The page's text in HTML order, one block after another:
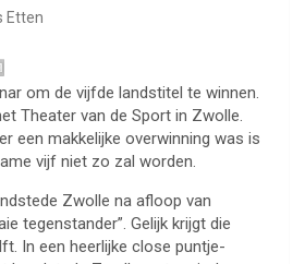
Etten
om de vijfde landstitel te winnen.
Theater van de Sport in Zwolle.
een makkelijke overwinning was is
vijf niet zo zal worden.
Zwolle na afloop van
tegenstander”. Gelijk krijgt die
In een heerlijke close puntje-